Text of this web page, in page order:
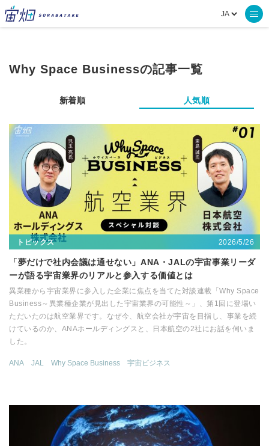
Why Space Businessの記事一覧
新着順 人気順
トピックス 2026/5/26
「夢だけで社内会議は通せない」ANA・JALの宇宙事業リーダ
ーが語る宇宙業界のリアルと参入する価値とは
異業種から宇宙業界に参入した企業に焦点を当てた対談連載「Why Space
Business～異業種企業が見出した宇宙業界の可能性～」、第1回に登場い
ただいたのは航空業界です。なぜ今、航空会社が宇宙を目指し、事業を続
けているのか、ANAホールディングスと、日本航空の2社にお話を伺いま
した。
ANA JAL Why Space Business 宇宙ビジネス